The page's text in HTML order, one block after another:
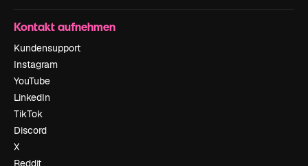
Kontakt aufnehmen
Kundensupport
Instagram
YouTube
LinkedIn
TikTok
Discord
X
Reddit